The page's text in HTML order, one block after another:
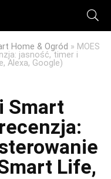
Home & Ogród » MOES
jasność, timer i
Alexa, Google)
Smart
Life,